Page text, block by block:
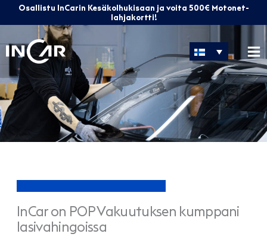
Osallistu InCarin Kesäkolhukisaan ja voita 500€ Motonet-
lahjakortti!
InCar on POP Vakuutuksen kumppani
lasivahingoissa